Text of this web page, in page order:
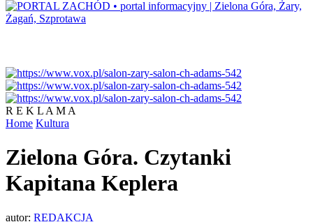
R E K L A M A
Home Kultura
Zielona Góra. Czytanki
Kapitana Keplera
autor: REDAKCJA